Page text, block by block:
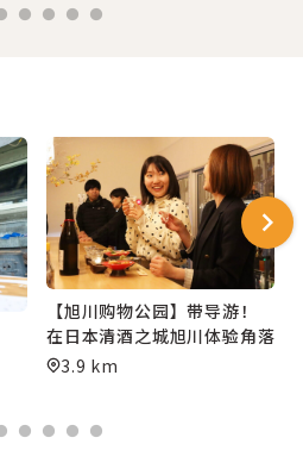
【旭川购物公园】带导游！
在日本清酒之城旭川体验角落击
3.9 km